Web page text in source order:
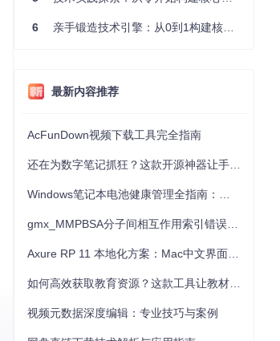
6 亲手锻造技术引擎：从0到1构建核心系统的实践指南
最新内容推荐
AcFunDown视频下载工具完全指南
视频元数据深度编辑：专业技巧与案例